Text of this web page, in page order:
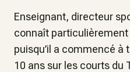
Enseignant, directeur
connaît
puisqu’il a commencé à
10 ans sur les courts du